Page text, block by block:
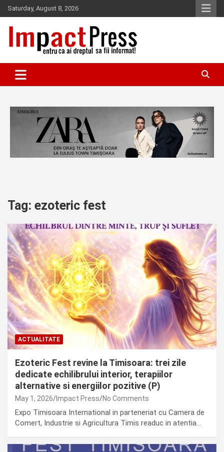
Skip
to
content
Saturday, August 8, 2026
IMPACTPRESS
Tag: ezoteric fest
ACTUALITATE
Ezoteric Fest revine la Timisoara: trei zile
dedicate echilibrului interior, terapiilor
alternative si energiilor pozitive (P)
May 1, 2026 Impact Press No Comments
Expo Timisoara International in parteneriat cu Camera de
Comert, Industrie si Agricultura Timis readuc in atentia…